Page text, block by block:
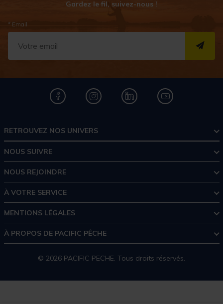
Gardez le fil, suivez-nous !
* Email
RETROUVEZ NOS UNIVERS
NOUS SUIVRE
NOUS REJOINDRE
À VOTRE SERVICE
MENTIONS LÉGALES
À PROPOS DE PACIFIC PÊCHE
© 2026 PACIFIC PECHE. Tous droits réservés.